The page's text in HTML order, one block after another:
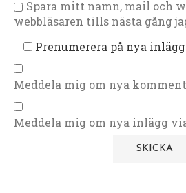
Spara mitt namn, mail och
webbläsaren tills nästa gång
Prenumerera på nya
Meddela mig om nya
Meddela mig om nya inlägg